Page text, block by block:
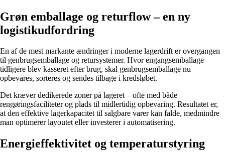
Grøn emballage og returflow – en ny
logistikudfordring
En af de mest markante ændringer i moderne lagerdrift er overgangen
til genbrugsemballage og retursystemer. Hvor engangsemballage
tidligere blev kasseret efter brug, skal genbrugsemballage nu
opbevares, sorteres og sendes tilbage i kredsløbet.
Det kræver dedikerede zoner på lageret – ofte med både
rengøringsfaciliteter og plads til midlertidig opbevaring. Resultatet er,
at den effektive lagerkapacitet til salgbare varer kan falde, medmindre
man optimerer layoutet eller investerer i automatisering.
Energieffektivitet og temperaturstyring